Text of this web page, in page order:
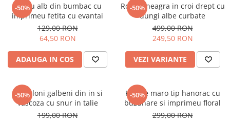
-50%
Tricou alb din bumbac cu
imprimeu fetita cu evantai
129,00 RON
64,50 RON
ADAUGA IN COS
-50%
Rochie neagra in croi drept cu
dungi albe curbate
499,00 RON
249,50 RON
VEZI VARIANTE
-50%
Pantaloni galbeni din in si
vascoza cu snur in talie
199,00 RON
-50%
Rochie maro tip hanorac cu
buzunare si imprimeu floral
299,00 RON